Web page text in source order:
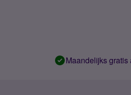
Maandelijks